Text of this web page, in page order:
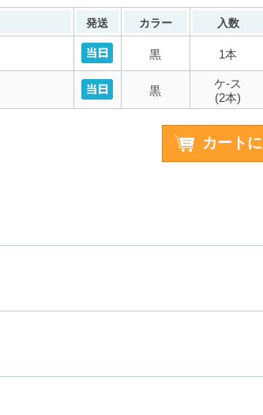
発送 カラー 入数
黒 1本
黒
ケ-ス
(2本)